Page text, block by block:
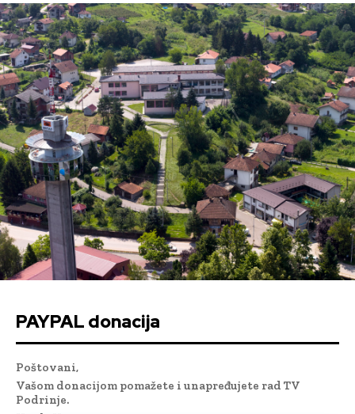
PAYPAL donacija
Poštovani,
Vašom donacijom pomažete i unapređujete rad TV
Podrinje.